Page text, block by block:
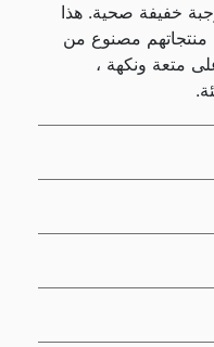
خفيفة صحية. هذا
مصنوع من
متعة ونكهة ،